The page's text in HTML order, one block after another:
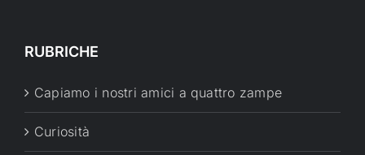
RUBRICHE
Capiamo i nostri amici a quattro zampe
Curiosità